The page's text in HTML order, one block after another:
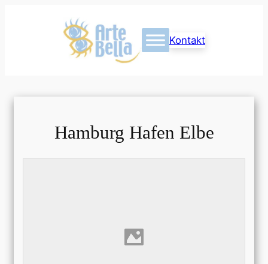
Kontakt
Hamburg Hafen Elbe